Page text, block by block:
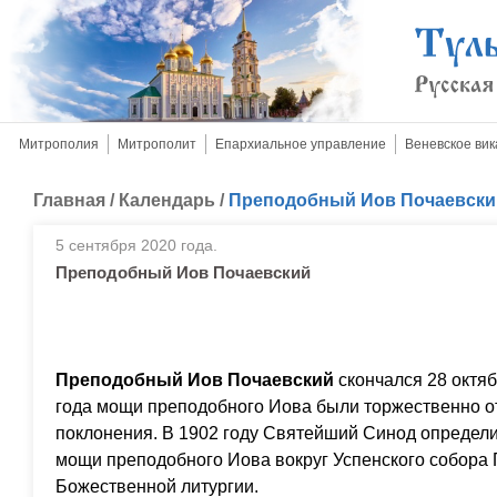
Митрополия Митрополит Епархиальное управление Веневское
Главная / Календарь / Преподобный Иов
5 сентября 2020 года.
Преподобный Иов Почаевский
Преподобный Иов Почаевский скончался 28
года мощи преподобного Иова были торжественно
поклонения. В 1902 году Святейший Синод
мощи преподобного Иова вокруг Успенского
Божественной литургии.